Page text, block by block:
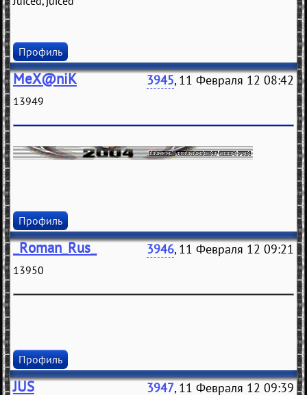
Профиль
MeX@niK 3945, 11 Февраля 12 08:42
13949
Профиль
_Roman_Rus_ 3946, 11 Февраля 12 09:21
13950
Профиль
JUS 3947, 11 Февраля 12 09:39